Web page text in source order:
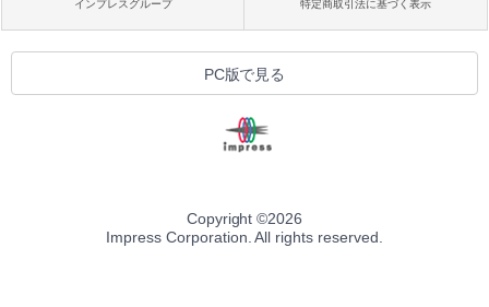
インプレスグループ 特定商取引法に基づく表示
PC版で見る
Copyright ©2026
Impress Corporation. All rights reserved.